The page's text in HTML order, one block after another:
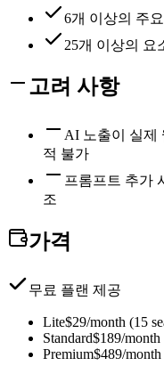
6개 이상의 주
25개 이상의 요
고려 사항
AI 노출이 실제
적 불가
프롬프트 추가
조
가격
무료 플랜 제공
Lite$29/month (15
Standard$189/month
Premium$489/month